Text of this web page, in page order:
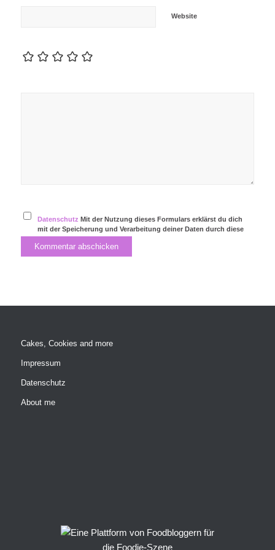
Website
Datenschutz Mit der Nutzung dieses Formulars erklärst du dich
mit der Speicherung und Verarbeitung deiner Daten durch diese
Cakes, Cookies and more
Impressum
Datenschutz
About me